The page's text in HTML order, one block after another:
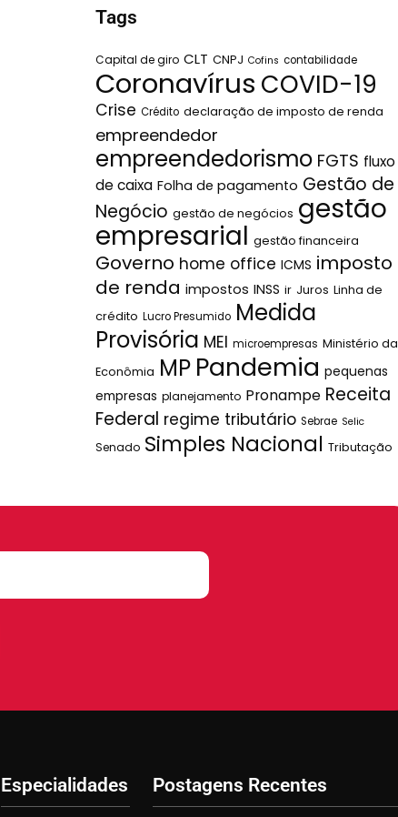
Tags
Capital de giro CLT CNPJ Cofins contabilidade
Coronavírus COVID-19
Crise Crédito declaração de imposto de renda
empreendedor
empreendedorismo FGTS fluxo
de caixa Folha de pagamento Gestão de
Negócio gestão de negócios gestão
empresarial gestão financeira
Governo home office ICMS imposto
de renda impostos INSS ir Juros Linha de
crédito Lucro Presumido Medida
Provisória MEI microempresas Ministério da
Econômia MP Pandemia pequenas
empresas planejamento Pronampe Receita
Federal regime tributário Sebrae Selic
Senado Simples Nacional Tributação
Especialidades Postagens Recentes